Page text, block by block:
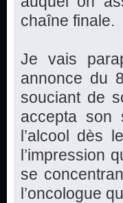
chaîne finale.
Je vais
annonce du
souciant de
accepta son
l’alcool dès
l’impression
se
l’oncologue